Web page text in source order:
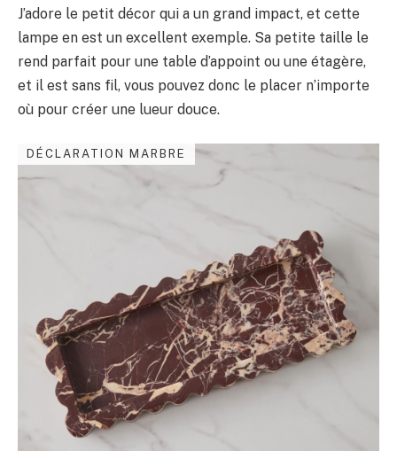
J’adore le petit décor qui a un grand impact, et cette
lampe en est un excellent exemple. Sa petite taille le
rend parfait pour une table d’appoint ou une étagère,
et il est sans fil, vous pouvez donc le placer n’importe
où pour créer une lueur douce.
DÉCLARATION MARBRE